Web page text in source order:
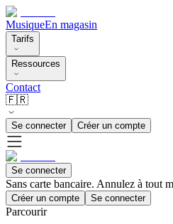
MusiqueEn magasin
Tarifs
Ressources
Contact
🇫🇷
Se connecter Créer un compte
Se connecter
Sans carte bancaire. Annulez à tout
Créer un compte Se connecter
Parcourir